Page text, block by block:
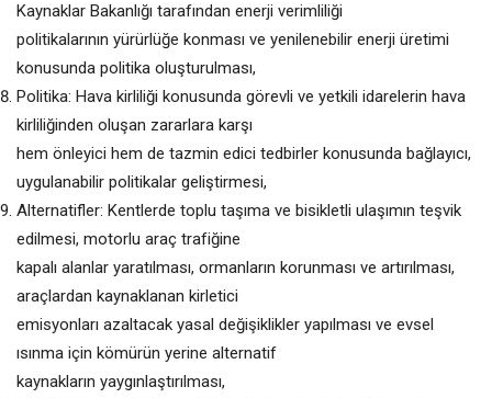
Kaynaklar Bakanlığı tarafından enerji verimliliği
politikalarının yürürlüğe konması ve yenilenebilir enerji üretimi
konusunda politika oluşturulması,
Politika: Hava kirliliği konusunda görevli ve yetkili idarelerin hava
kirliliğinden oluşan zararlara karşı
hem önleyici hem de tazmin edici tedbirler konusunda bağlayıcı,
uygulanabilir politikalar geliştirmesi,
Alternatifler: Kentlerde toplu taşıma ve bisikletli ulaşımın teşvik
edilmesi, motorlu araç trafiğine
kapalı alanlar yaratılması, ormanların korunması ve artırılması,
araçlardan kaynaklanan kirletici
emisyonları azaltacak yasal değişiklikler yapılması ve evsel
ısınma için kömürün yerine alternatif
kaynakların yaygınlaştırılması,